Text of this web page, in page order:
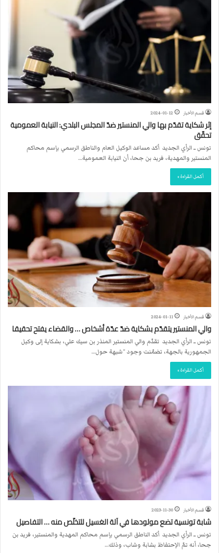
قسم الأخبار 2024-01-12
إثر شكاية تقدّم بها والي المنستير ضدّ المجلس البلدي: النيابة العمومية
تحقّق
تونس ــ الرأي الجديد أكد مساعد الوكيل العام والناطق الرسمي بإسم محاكم
المنستير والمهدية، فريد بن جحا، أن النيابة العمومية…
أكمل القراءة »
قسم الأخبار 2024-01-11
والي المنستير يتقدّم بشكاية ضدّ عدّة أشخاص … والقضاء يفتح تحقيقا
تونس ــ الرأي الجديد تقدّم والي المنستير المنذر بن سيك علي، بشكاية إلى وكيل
الجمهورية بالجهة، تضمّنت وجود “شبهة حول…
أكمل القراءة »
قسم الأخبار 2023-11-30
شابة تونسية تضع مولودها في آلة الغسيل للتخلّص منه … التفاصيل
تونس ــ الرأي الجديد أكد الناطق الرسمي بإسم محاكم المهدية والمنستير، فريد بن
جحا، أنه تمّ الإحتفاظ بشابة وشاب، وذلك…